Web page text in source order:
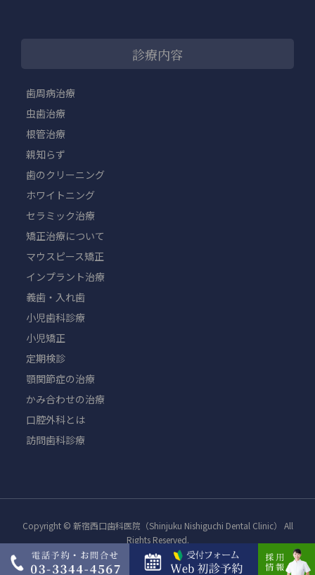
診療内容
歯周病治療
虫歯治療
根管治療
親知らず
歯のクリーニング
ホワイトニング
セラミック治療
矯正治療について
マウスピース矯正
インプラント治療
義歯・入れ歯
小児歯科診療
小児矯正
定期検診
顎関節症の治療
かみ合わせの治療
口腔外科とは
訪問歯科診療
Copyright © 新宿西口歯科医院（Shinjuku Nishiguchi Dental Clinic） All
Rights Reserved.